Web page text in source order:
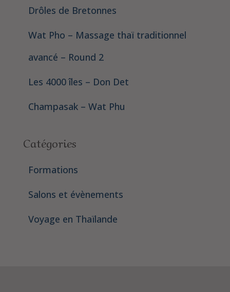
Drôles de Bretonnes
Wat Pho – Massage thaï traditionnel
avancé – Round 2
Les 4000 îles – Don Det
Champasak – Wat Phu
Catégories
Formations
Salons et évènements
Voyage en Thaïlande